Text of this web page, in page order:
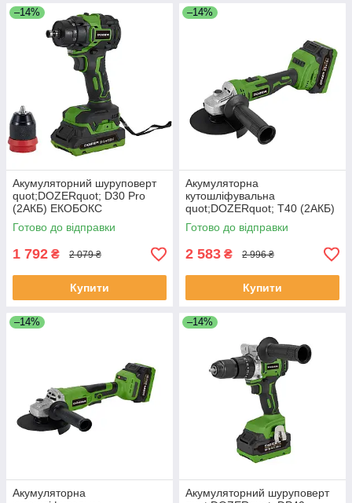
–14%
Акумуляторний шуруповерт
quot;DOZERquot; D30 Pro
(2АКБ) ЕКОБОКС
Готово до відправки
1 792 ₴ 2 079 ₴
Купити
–14%
Акумуляторна
кутошліфувальна
quot;DOZERquot; T40 (2АКБ)
ЕКОБОКС
Готово до відправки
2 583 ₴ 2 996 ₴
Купити
–14%
Акумуляторна
–14%
Акумуляторний шуруповерт